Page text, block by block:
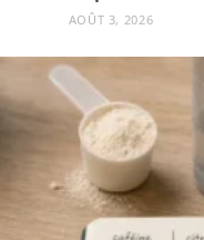
AOÛT 3, 2026